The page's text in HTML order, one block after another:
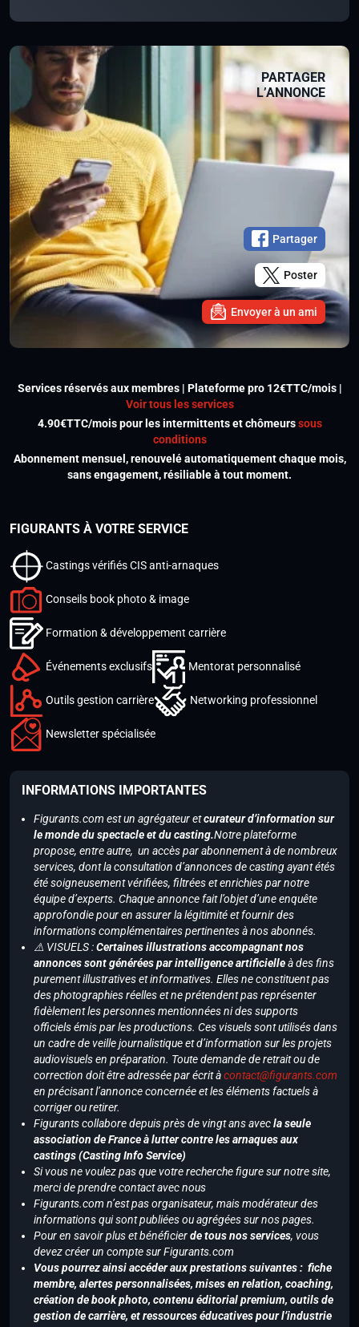
PARTAGER
L’ANNONCE
Partager
Poster
Envoyer à un ami
Services réservés aux membres | Plateforme pro 12€TTC/mois |
Voir tous les services
4.90€TTC/mois pour les intermittents et chômeurssous
conditions
Abonnement mensuel, renouvelé automatiquement chaque mois,
sans engagement, résiliable à tout moment.
FIGURANTS À VOTRE SERVICE
Castings vérifiés CIS anti-arnaques
Conseils book photo & image
Formation & développement carrière
Événements exclusifs Mentorat personnalisé
Outils gestion carrière Networking professionnel
Newsletter spécialisée
INFORMATIONS IMPORTANTES
Figurants.com est un agrégateur etcurateur d’information sur
le monde du spectacle et du casting.Notre plateforme
propose, entre autre, un accès par abonnement à de nombreux
services, dont la consultation d’annonces de casting ayant étés
été soigneusement vérifiées, filtrées et enrichies par notre
équipe d’experts. Chaque annonce fait l’objet d’une enquête
approfondie pour en assurer la légitimité et fournir des
informations complémentaires pertinentes à nos abonnés.
⚠️ VISUELS :Certaines illustrations accompagnant nos
annonces sont générées par intelligence artificielleà des fins
purement illustratives et informatives. Elles ne constituent pas
des photographies réelles et ne prétendent pas représenter
fidèlement les personnes mentionnées ni des supports
officiels émis par les productions. Ces visuels sont utilisés dans
un cadre de veille journalistique et d’information sur les projets
audiovisuels en préparation. Toute demande de retrait ou de
correction doit être adressée par écrit àcontact@figurants.com
en précisant l’annonce concernée et les éléments factuels à
corriger ou retirer.
Figurants collabore depuis près de vingt ans avecla seule
association de France à lutter contre les arnaques aux
castings (Casting Info Service)
Si vous ne voulez pas que votre recherche figure sur notre site,
merci de prendre contact avec nous
Figurants.com n’est pas organisateur, mais modérateur des
informations qui sont publiées ou agrégées sur nos pages.
Pour en savoir plus et bénéficierde tous nos services, vous
devez créer un compte sur Figurants.com
Vous pourrez ainsi accéder aux prestations suivantes : fiche
membre, alertes personnalisées, mises en relation, coaching,
création de book photo, contenu éditorial premium, outils de
gestion de carrière, et ressources éducatives pour l’industrie